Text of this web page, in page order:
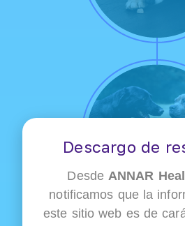
Descargo de
DesdeANNAR
notificamos que la
este sitio web es de